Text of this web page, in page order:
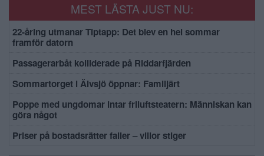
MEST LÄSTA JUST NU:
22-åring utmanar Tiptapp: Det blev en hel sommar
framför datorn
Passagerarbåt kolliderade på Riddarfjärden
Sommartorget i Älvsjö öppnar: Familjärt
Poppe med ungdomar intar friluftsteatern: Människan kan
göra något
Priser på bostadsrätter faller – villor stiger